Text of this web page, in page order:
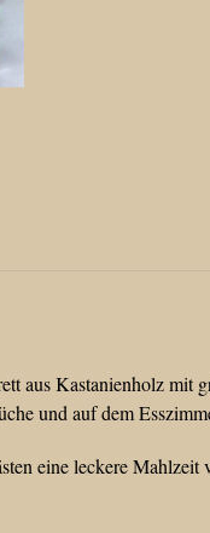
aus Kastanienholz mit
und auf dem
eine leckere Mahlzeit